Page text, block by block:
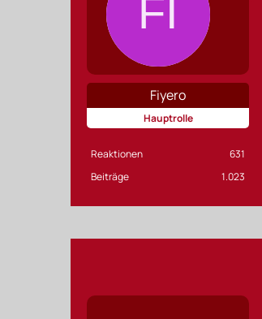
Fiyero
Hauptrolle
Reaktionen
631
Beiträge
1.023